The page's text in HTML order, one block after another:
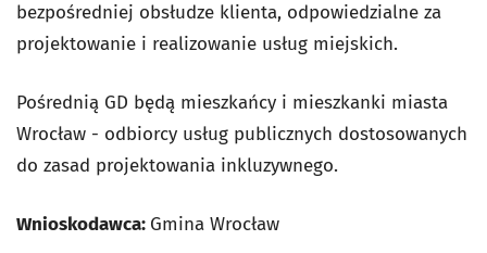
bezpośredniej obsłudze klienta, odpowiedzialne za
projektowanie i realizowanie usług miejskich.
Pośrednią GD będą mieszkańcy i mieszkanki miasta
Wrocław - odbiorcy usług publicznych dostosowanych
do zasad projektowania inkluzywnego.
Wnioskodawca: Gmina Wrocław